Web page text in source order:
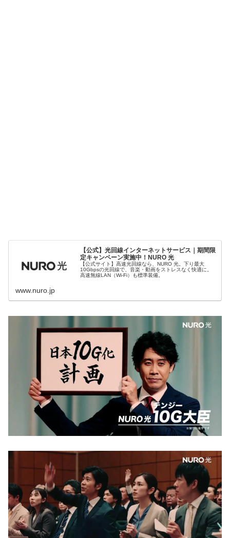
【公式】光回線インターネットサービス｜期間限
定キャンペーン実施中！NURO 光
【公式サイト】高速光回線なら、NURO 光。下り最大
10Gbpsの光回線で、音楽・動画をストレスなく快適に。
高速無線LAN（Wi-Fi）も標準装備。
www.nuro.jp